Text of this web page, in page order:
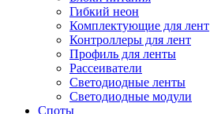
Гибкий неон
Комплектующие для лент
Контроллеры для лент
Профиль для ленты
Рассеиватели
Светодиодные ленты
Светодиодные модули
Споты